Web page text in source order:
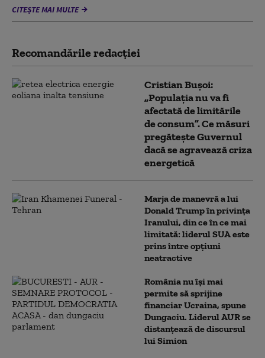
CITEȘTE MAI MULTE
Recomandările redacţiei
Cristian Bușoi:
„Populația nu va fi
afectată de limitările
de consum”. Ce măsuri
pregătește Guvernul
dacă se agravează criza
energetică
Marja de manevră a lui
Donald Trump în privința
Iranului, din ce în ce mai
limitată: liderul SUA este
prins între opțiuni
neatractive
România nu își mai
permite să sprijine
financiar Ucraina, spune
Dungaciu. Liderul AUR se
distanțează de discursul
lui Simion